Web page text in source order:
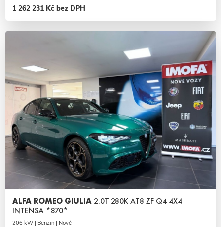
1 262 231 Kč bez DPH
ALFA ROMEO GIULIA 2.0T 280K AT8 ZF Q4 4X4
INTENSA *870*
206 kW | Benzin | Nové